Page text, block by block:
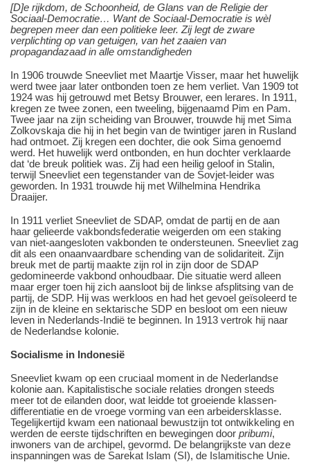
[D]e rijkdom, de Schoonheid, de Glans van de Religie der
Sociaal-Democratie… Want de Sociaal-Democratie is wèl
begrepen meer dan een politieke leer. Zij legt de zware
verplichting op van getuigen, van het zaaien van
propagandazaad in alle omstandigheden
In 1906 trouwde Sneevliet met Maartje Visser, maar het huwelijk
werd twee jaar later ontbonden toen ze hem verliet. Van 1909 tot
1924 was hij getrouwd met Betsy Brouwer, een lerares. In 1911,
kregen ze twee zonen, een tweeling, bijgenaamd Pim en Pam.
Twee jaar na zijn scheiding van Brouwer, trouwde hij met Sima
Zolkovskaja die hij in het begin van de twintiger jaren in Rusland
had ontmoet. Zij kregen een dochter, die ook Sima genoemd
werd. Het huwelijk werd ontbonden, en hun dochter verklaarde
dat ‘de breuk politiek was. Zij had een heilig geloof in Stalin,
terwijl Sneevliet een tegenstander van de Sovjet-leider was
geworden. In 1931 trouwde hij met Wilhelmina Hendrika
Draaijer.
In 1911 verliet Sneevliet de SDAP, omdat de partij en de aan
haar gelieerde vakbondsfederatie weigerden om een staking
van niet-aangesloten vakbonden te ondersteunen. Sneevliet zag
dit als een onaanvaardbare schending van de solidariteit. Zijn
breuk met de partij maakte zijn rol in zijn door de SDAP
gedomineerde vakbond onhoudbaar. Die situatie werd alleen
maar erger toen hij zich aansloot bij de linkse afsplitsing van de
partij, de SDP. Hij was werkloos en had het gevoel geïsoleerd te
zijn in de kleine en sektarische SDP en besloot om een nieuw
leven in Nederlands-Indië te beginnen. In 1913 vertrok hij naar
de Nederlandse kolonie.
Socialisme in Indonesië
Sneevliet kwam op een cruciaal moment in de Nederlandse
kolonie aan. Kapitalistische sociale relaties drongen steeds
meer tot de eilanden door, wat leidde tot groeiende klassen-
differentiatie en de vroege vorming van een arbeidersklasse.
Tegelijkertijd kwam een nationaal bewustzijn tot ontwikkeling en
werden de eerste tijdschriften en bewegingen door pribumi,
inwoners van de archipel, gevormd. De belangrijkste van deze
inspanningen was de Sarekat Islam (SI), de Islamitische Unie.